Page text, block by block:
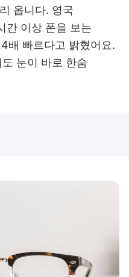
옵니다. 영국
간 이상 폰을 보는
배 빠르다고 밝혔어요.
눈이 바로 한숨